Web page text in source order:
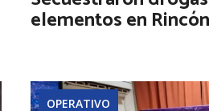
elementos en
OPERATIVO